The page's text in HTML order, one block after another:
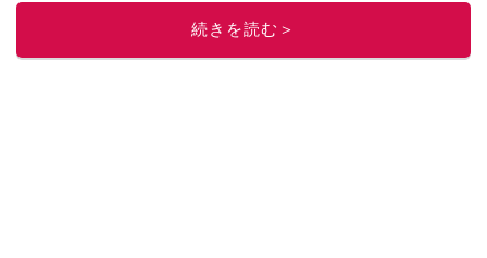
続きを読む＞